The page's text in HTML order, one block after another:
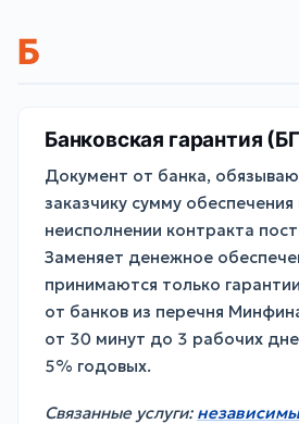
Б
Банковская гарантия
Документ от банка,
заказчику сумму обеспечения
неисполнении контракта
Заменяет денежное
принимаются только
от банков из перечня
от 30 минут до 3 рабочих
5% годовых.
Связанные услуги: